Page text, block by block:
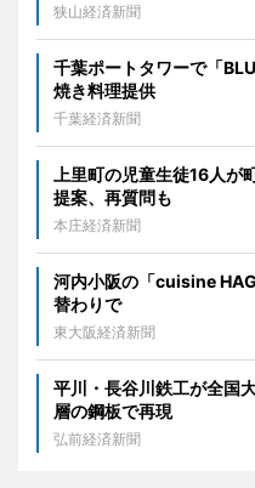
狭山経済新聞
千葉ポートタワーで「
焼き料理提供
千葉経済新聞
上里町の児童生徒16人
提案、再質問も
本庄経済新聞
河内小阪の「cuisine
替わりで
東大阪経済新聞
平川・長谷川鉄工が全国
層の鋼板で再現
弘前経済新聞